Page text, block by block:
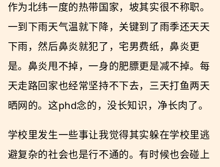
作为北纬一度的热带国家，坡其实很不称职。
一到下雨天气温就下降，关键到了雨季还天天
下雨，然后鼻炎就犯了，宅男费纸，鼻炎更
是。鼻炎甩不掉，一身的肥膘更是减不掉。每
天走路回家也经常坚持不下去，三天打鱼两天
晒网的。这phd念的，没长知识，净长肉了。
学校里发生一些事让我觉得其实躲在学校里逃
避复杂的社会也是行不通的。有时候也会碰上